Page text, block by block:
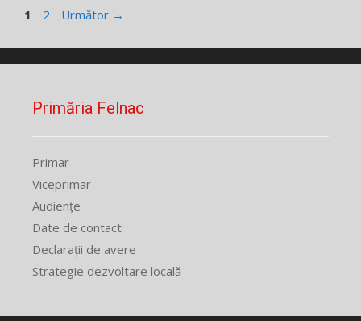
Pagina
1 Pagina
2 Următor →
Primăria Felnac
Primar
Viceprimar
Audiențe
Date de contact
Declarații de avere
Strategie dezvoltare locală